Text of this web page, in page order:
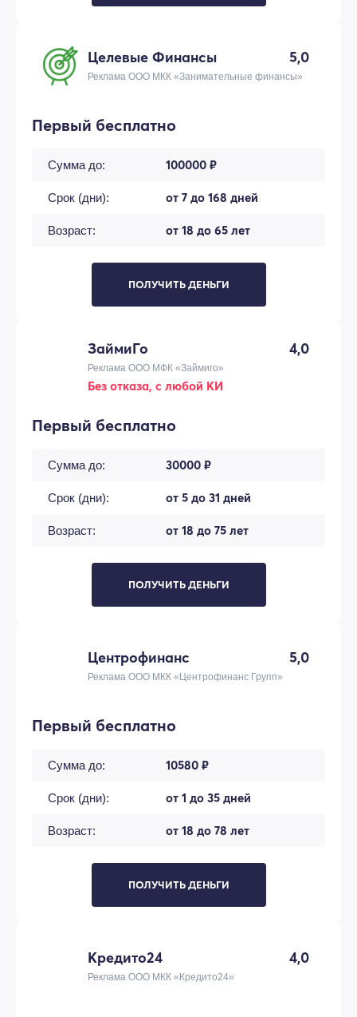
Целевые Финансы 5,0
Реклама ООО МКК «Занимательные финансы»
Первый бесплатно
Сумма до: 100000 ₽
Срок (дни): от 7 до 168 дней
Возраст: от 18 до 65 лет
ПОЛУЧИТЬ ДЕНЬГИ
ЗаймиГо 4,0
Реклама ООО МФК «Займиго»
Без отказа, с любой КИ
Первый бесплатно
Сумма до: 30000 ₽
Срок (дни): от 5 до 31 дней
Возраст: от 18 до 75 лет
ПОЛУЧИТЬ ДЕНЬГИ
Центрофинанс 5,0
Реклама ООО МКК «Центрофинанс Групп»
Первый бесплатно
Сумма до: 10580 ₽
Срок (дни): от 1 до 35 дней
Возраст: от 18 до 78 лет
ПОЛУЧИТЬ ДЕНЬГИ
Кредито24 4,0
Реклама ООО МКК «Кредито24»